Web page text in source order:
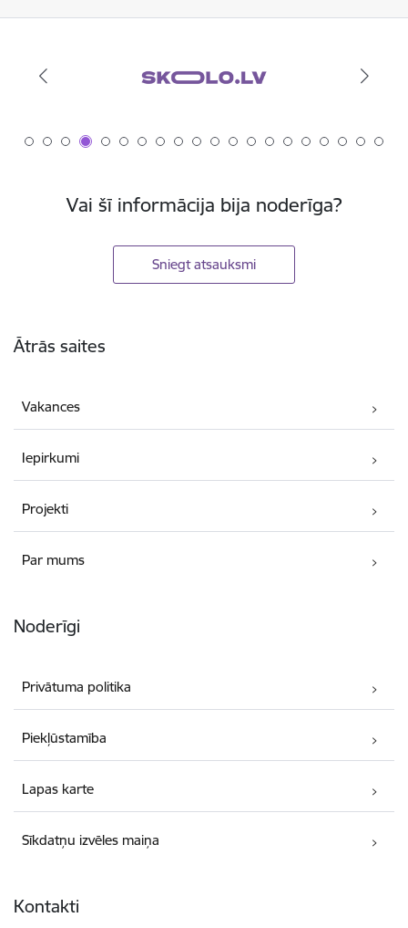
Vai šī informācija bija noderīga?
Sniegt atsauksmi
Ātrās saites
Vakances
Iepirkumi
Projekti
Par mums
Noderīgi
Privātuma politika
Piekļūstamība
Lapas karte
Sīkdatņu izvēles maiņa
Kontakti